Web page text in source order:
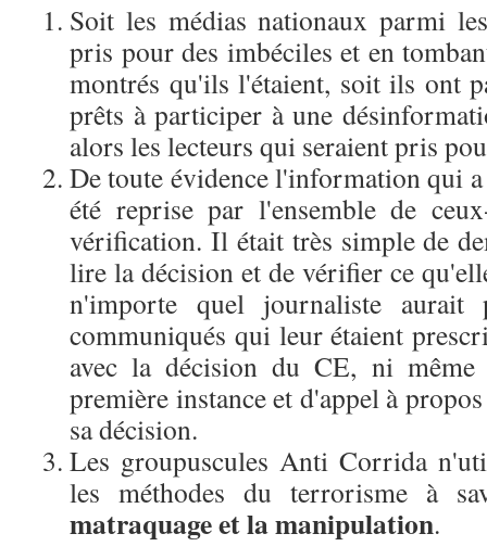
Soit les médias nationaux parmi
pris pour des imbéciles et en
montrés qu'ils l'étaient, soit ils ont
prêts à participer à une
alors les lecteurs qui seraient pris
De toute évidence l'information qui a
été reprise par l'ensemble de
vérification. Il était très simple de
lire la décision et de vérifier ce
n'importe quel journaliste aurait
communiqués qui leur étaient
avec la décision du CE, ni même
première instance et d'appel à
sa décision.
Les groupuscules Anti Corrida
les méthodes du terrorisme à
matraquage et la manipulation.